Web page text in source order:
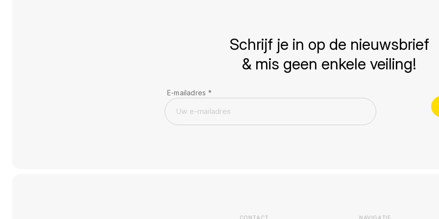
Schrijf je in op de nieuwsbrief
& mis geen enkele veiling!
E-mailadres *